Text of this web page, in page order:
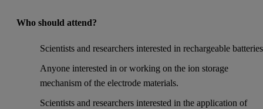
Who should attend?
Scientists and researchers interested in rechargeable
Anyone interested in or working on the ion storage
mechanism of the electrode materials.
Scientists and researchers interested in the application of